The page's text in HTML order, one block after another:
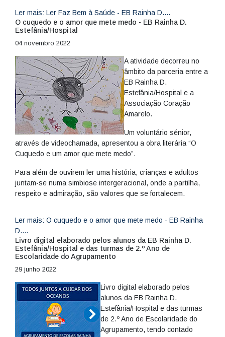
Ler mais: Ler Faz Bem à Saúde - EB Rainha D....
O cuquedo e o amor que mete medo - EB Rainha D.
Estefânia/Hospital
04 novembro 2022
A atividade decorreu no
âmbito da parceria entre a
EB Rainha D.
Estefânia/Hospital e a
Associação Coração
Amarelo.
Um voluntário sénior,
através de videochamada, apresentou a obra literária “O
Cuquedo e um amor que mete medo”.
Para além de ouvirem ler uma história, crianças e adultos
juntam-se numa simbiose intergeracional, onde a partilha,
respeito e admiração, são valores que se fortalecem.
Ler mais: O cuquedo e o amor que mete medo - EB Rainha
D....
Livro digital elaborado pelos alunos da EB Rainha D.
Estefânia/Hospital e das turmas de 2.º Ano de
Escolaridade do Agrupamento
29 junho 2022
Livro digital elaborado pelos
alunos da EB Rainha D.
Estefânia/Hospital e das turmas
de 2.º Ano de Escolaridade do
Agrupamento, tendo contado